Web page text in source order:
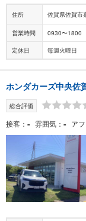
住所 佐賀県佐賀市
営業時間 0930〜1800
定休日 毎週火曜日
ホンダカーズ中央佐
総合評価
接客 - 雰囲気 - ア